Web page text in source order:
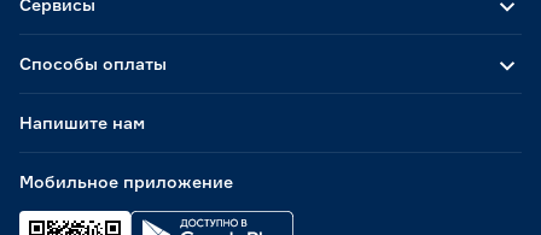
Способы оплаты
Мобильное приложение
Сервисы
Напишите нам